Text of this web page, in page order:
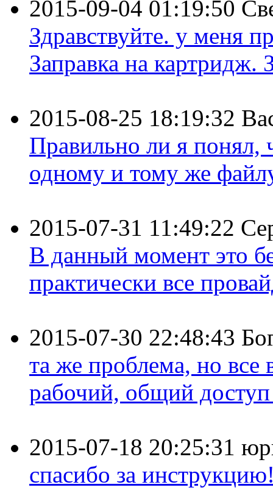
2015-09-04 01:19:50
Здравствуйте. у меня
Заправка на картридж.
2015-08-25 18:19:32
Правильно ли я понял,
одному и тому же
2015-07-31 11:49:22
В данный момент это
практически все
2015-07-30 22:48:43
та же проблема, но все
рабочий, общий доступ
2015-07-18 20:25:31
спасибо за